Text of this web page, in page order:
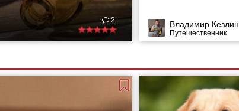
2 Владимир
Путешественник